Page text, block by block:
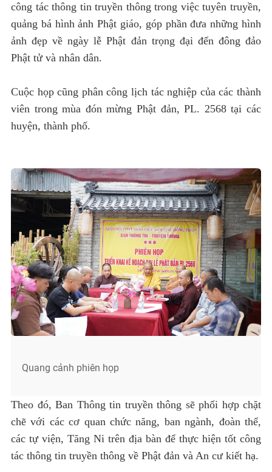
công tác thông tin truyền thông trong việc tuyên truyền,
quảng bá hình ảnh Phật giáo, góp phần đưa những hình
ảnh đẹp về ngày lễ Phật đản trọng đại đến đông đảo
Phật tử và nhân dân.
Cuộc họp cũng phân công lịch tác nghiệp của các thành
viên trong mùa đón mừng Phật đản, PL. 2568 tại các
huyện, thành phố.
Quang cảnh phiên họp
Theo đó, Ban Thông tin truyền thông sẽ phối hợp chặt
chẽ với các cơ quan chức năng, ban ngành, đoàn thể,
các tự viện, Tăng Ni trên địa bàn để thực hiện tốt công
tác thông tin truyền thông về Phật đản và An cư kiết hạ.